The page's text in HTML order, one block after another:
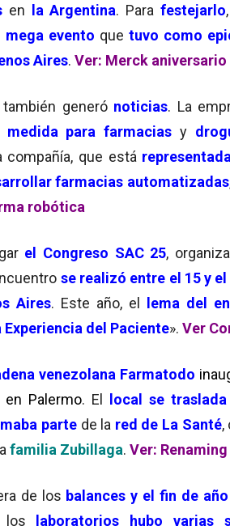
en la Argentina. Para festejarlo,
mega evento que tuvo como
Aires. Ver: Merck aniversario
también generónoticias. La
para farmacias y
compañía, que está
farmacias automatizadas
robótica
el Congreso SAC 25,
se realizó entre el 15 y
Aires. Este año, el lema del
del Paciente». Ver
venezolana Farmatodo
en Palermo. El local se traslada
parte de la red de La Santé,
familia Zubillaga. Ver:
de los balances y el fin de
laboratorios hubo varias